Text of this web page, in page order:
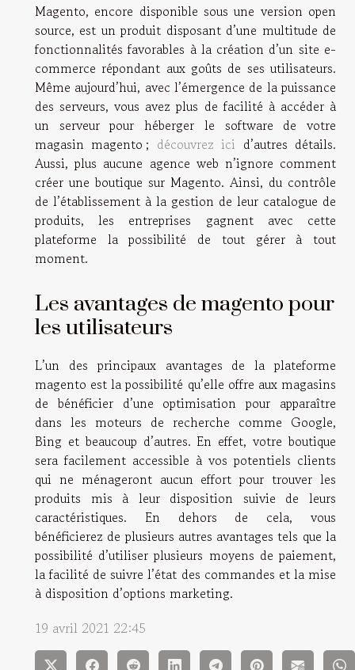
Magento, encore disponible sous une version open
source, est un produit disposant d’une multitude de
fonctionnalités favorables à la création d’un site e-
commerce répondant aux goûts de ses utilisateurs.
Même aujourd’hui, avec l’émergence de la puissance
des serveurs, vous avez plus de facilité à accéder à
un serveur pour héberger le software de votre
magasin magento ; découvrez ici d’autres détails.
Aussi, plus aucune agence web n’ignore comment
créer une boutique sur Magento. Ainsi, du contrôle
de l’établissement à la gestion de leur catalogue de
produits, les entreprises gagnent avec cette
plateforme la possibilité de tout gérer à tout
moment.
Les avantages de magento pour
les utilisateurs
L’un des principaux avantages de la plateforme
magento est la possibilité qu’elle offre aux magasins
de bénéficier d’une optimisation pour apparaître
dans les moteurs de recherche comme Google,
Bing et beaucoup d’autres. En effet, votre boutique
sera facilement accessible à vos potentiels clients
qui ne ménageront aucun effort pour trouver les
produits mis à leur disposition suivie de leurs
caractéristiques. En dehors de cela, vous
bénéficierez de plusieurs autres avantages tels que la
possibilité d’utiliser plusieurs moyens de paiement,
la facilité de suivre l’état des commandes et la mise
à disposition d’options marketing.
19 avril 2021 22:45